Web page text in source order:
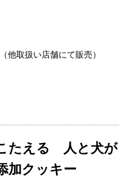
他取扱い店舗にて販売）
たえる 人と犬が
加クッキー